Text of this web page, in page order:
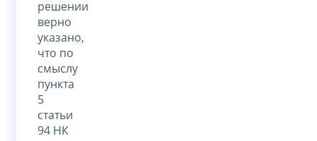
решении
верно
указано,
что по
смыслу
пункта
5
статьи
94 НК